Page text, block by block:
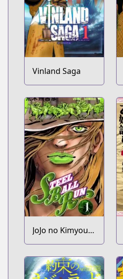
Vinland Saga
JoJo no Kimyou
na Bouken Part
7: Steel Ball Run